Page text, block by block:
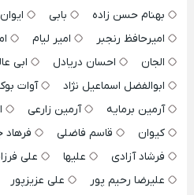
بهنام حسن زاده
بابی
امیرحافظ رنجبر
امیر لیام
الجان
احسان دریادل
ابی
ابوالفضل اسماعیل نژاد
آوات
آرمین برمایه
آرمین زارعی
کیوان
قاسم فاضلی فرهاد
فرشاد آزادی
علیها علی
علیرضا رحیم پور
علی عزیزپور